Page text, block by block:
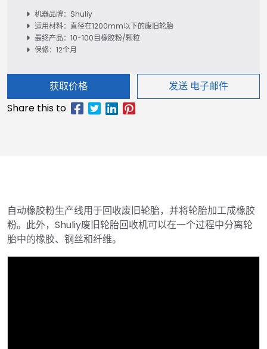
机器品牌：Shuliy
适用材料：直径在1200mm以下的废旧轮胎
最终产品：10-100目橡胶粉/颗粒
保修：12个月
获取价格 发送 电子邮件
自动橡胶粉生产线用于回收废旧轮胎，并将轮胎加工成橡胶
粉。此外，Shuliy废旧轮胎回收机可以在一个过程中分离轮
胎中的橡胶、钢丝和纤维。